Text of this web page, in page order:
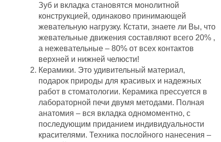
Зуб и вкладка становятся монолитной
конструкцией, одинаково принимающей
жевательную нагрузку. Кстати, знаете ли Вы, что
жевательные движения составляют всего 20% ,
а нежевательные – 80% от всех контактов
верхней и нижней челюсти!
Керамики. Это удивительный материал,
подарок природы для красивых и надежных
работ в стоматологии. Керамика прессуется в
лабораторной печи двумя методами. Полная
анатомия – вся вкладка одномоментно, с
последующим приданием индивидуальности
красителями. Техника послойного нанесения –